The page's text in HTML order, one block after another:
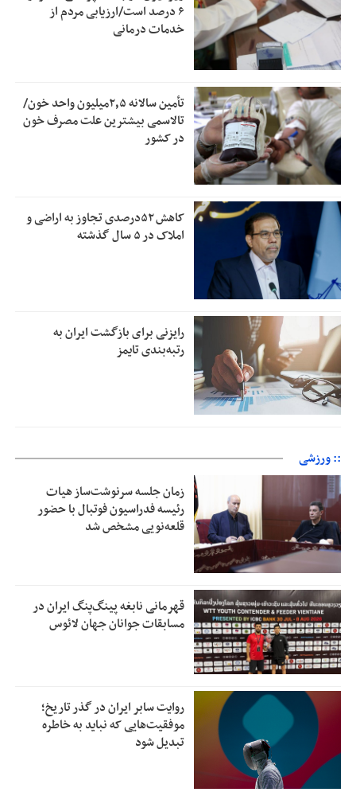
۶ درصد است/ارزیابی مردم از
خدمات درمانی
تأمین سالانه ۲٫۵میلیون واحد خون/
تالاسمی بیشترین علت مصرف‌ خون
در کشور
کاهش ۵۲درصدی تجاوز به اراضی و
املاک در ۵ سال گذشته
رایزنی برای بازگشت ایران به
رتبه‌بندی تایمز
:: ورزشی
زمان جلسه سرنوشت‌ساز هیات
رئیسه فدراسیون فوتبال با حضور
قلعه‌نویی مشخص شد
قهرمانی نابغه پینگ‌پنگ ایران در
مسابقات جوانان جهان لائوس
روایت سابر ایران در گذر تاریخ؛
موفقیت‌هایی که نباید به خاطره
تبدیل شود